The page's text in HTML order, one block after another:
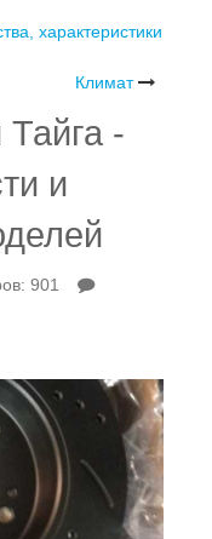
характеристики
Климат
-
и
901